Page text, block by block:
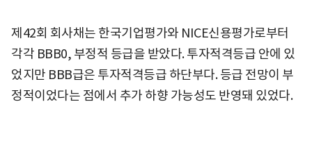
제42회 회사채는 한국기업평가와 NICE신용평가로부터
각각 BBB0, 부정적 등급을 받았다. 투자적격등급 안에 있
었지만 BBB급은 투자적격등급 하단부다. 등급 전망이 부
정적이었다는 점에서 추가 하향 가능성도 반영돼 있었다.